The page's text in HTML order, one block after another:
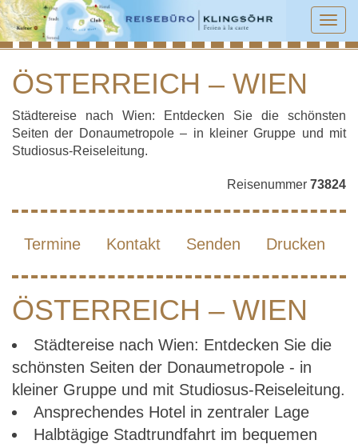
ÖSTERREICH – WIEN
ÖSTERREICH – WIEN
Städtereise nach Wien: Entdecken Sie die schönsten
Seiten der Donaumetropole – in kleiner Gruppe und mit
Studiosus-Reiseleitung.
Reisenummer 73824
Termine Kontakt Senden Drucken
ÖSTERREICH – WIEN
Städtereise nach Wien: Entdecken Sie die
schönsten Seiten der Donaumetropole - in
kleiner Gruppe und mit Studiosus-Reiseleitung.
Ansprechendes Hotel in zentraler Lage
Halbtägige Stadtrundfahrt im bequemen